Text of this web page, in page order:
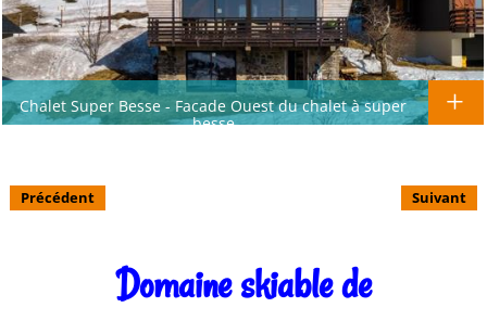
Chalet Super Besse - Facade Ouest du chalet à super
besse
Précédent Suivant
Domaine skiable de